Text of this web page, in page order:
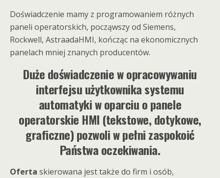
Doświadczenie mamy z programowaniem różnych
paneli operatorskich, począwszy od Siemens,
Rockwell, AstraadaHMI, kończąc na ekonomicznych
panelach mniej znanych producentów.
Duże doświadczenie w opracowywaniu
interfejsu użytkownika systemu
automatyki w oparciu o panele
operatorskie HMI (tekstowe, dotykowe,
graficzne) pozwoli w pełni zaspokoić
Państwa oczekiwania.
Oferta skierowana jest także do firm i osób,